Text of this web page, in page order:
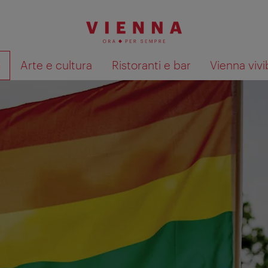
Arte e cultura Ristoranti e bar Vienna
Mostra i risultati della ricerca